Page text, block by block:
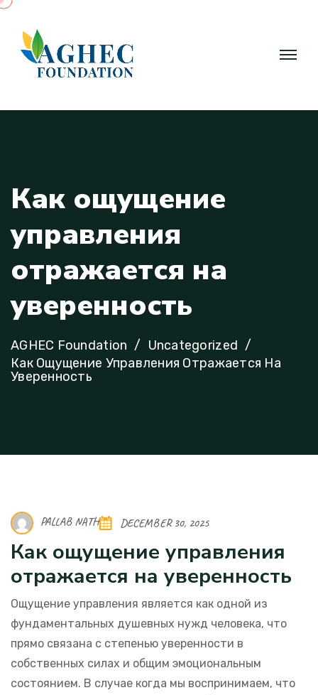
Как ощущение
управления
отражается на
уверенность
AGHEC Foundation
Uncategorized
Как Ощущение Управления Отражается На
Уверенность
PALLAB NATH DECEMBER 30, 2025
Как ощущение управления
отражается на уверенность
Ощущение управления является как одной из
фундаментальных душевных нужд человека, что
прямо связана с степенью уверенности в
собственных силах и общим эмоциональным
состоянием. В случае когда мы воспринимаем, что